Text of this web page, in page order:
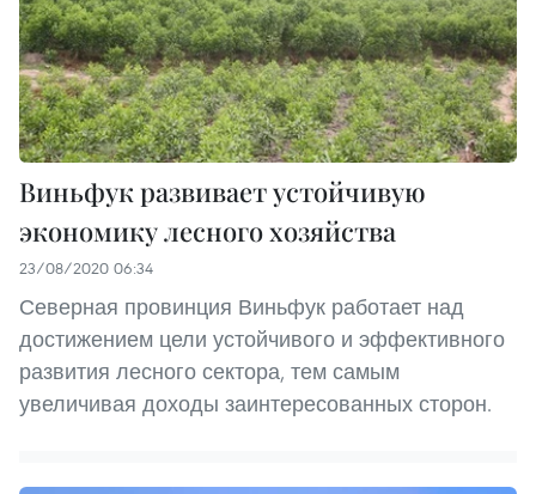
Виньфук развивает устойчивую
экономику лесного хозяйства
23/08/2020 06:34
Северная провинция Виньфук работает над
достижением цели устойчивого и эффективного
развития лесного сектора, тем самым
увеличивая доходы заинтересованных сторон.